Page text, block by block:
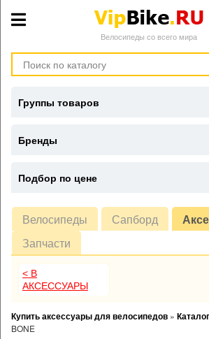
Велосипеды со всего мира
Велосипеды Сапборд
Запчасти
< В
АКСЕССУАРЫ
Купить аксессуары для велосипедов » Каталог
BONE
Группы товаров
Бренды
Подбор по цене